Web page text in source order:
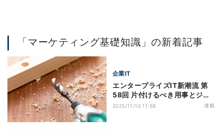
「マーケティング基礎知識」の新着記事
企業IT
エンタープライズIT新潮流 第
58回 片付けるべき用事とジョ
ブ理論はビジネスの基本 - AI-
2025/11/10 11:58 連載